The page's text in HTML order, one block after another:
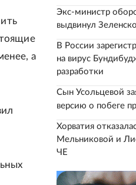
а
Экс-министр
выдвинул
В России
на вирус
разработки
Сын Усольцевой
версию о побеге
Хорватия
Мельниковой и
ЧЕ